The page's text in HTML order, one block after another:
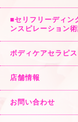
■セリフリーディン
ンスピレーション
ボディケアセラピ
店舗情報
お問い合わせ